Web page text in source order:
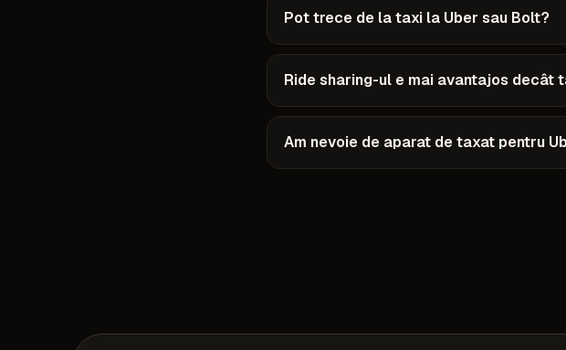
Pot trece de la taxi la Uber sau Bolt?
Ride sharing-ul e mai avantajos decât
Am nevoie de aparat de taxat pentru